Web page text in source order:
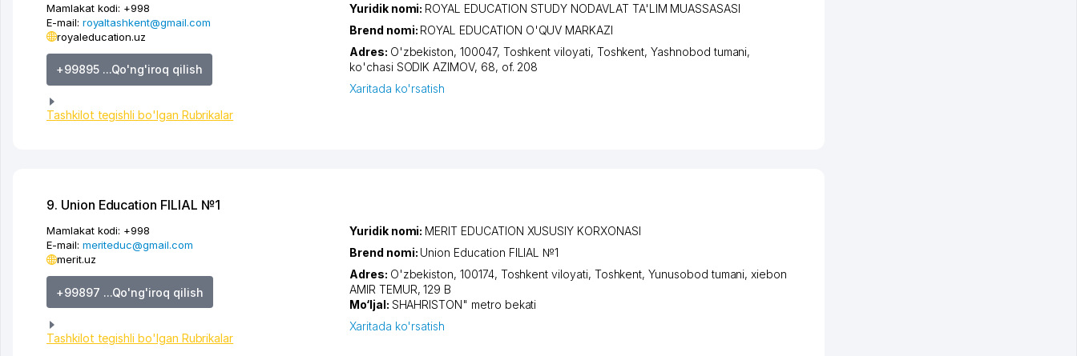
Mamlakat kodi: +998
E-mail: royaltashkent@gmail.com
royaleducation.uz
+99895 ...Qo'ng'iroq qilish
Tashkilot tegishli bo'lgan Rubrikalar
Yuridik nomi: ROYAL EDUCATION STUDY NODAVLAT TA'LIM MUASSASASI
Brend nomi: ROYAL EDUCATION O'QUV MARKAZI
Adres: O'zbekiston, 100047, Toshkent viloyati, Toshkent,Yashnobod tumani,
ko'chasi SODIK AZIMOV, 68, of. 208
Xaritada ko'rsatish
9. Union Education FILIAL №1
Mamlakat kodi: +998
E-mail: meriteduc@gmail.com
merit.uz
+99897 ...Qo'ng'iroq qilish
Tashkilot tegishli bo'lgan Rubrikalar
Yuridik nomi: MERIT EDUCATION XUSUSIY KORXONASI
Brend nomi: Union Education FILIAL №1
Adres: O'zbekiston, 100174, Toshkent viloyati, Toshkent,Yunusobod tumani,xiеbon
AMIR TEMUR, 129 B
Mo‘ljal: SHAHRISTON" metro bekati
Xaritada ko'rsatish